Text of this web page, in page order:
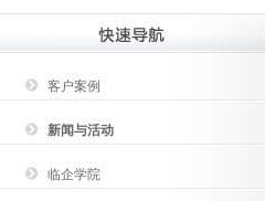
客户案例
新闻与活动
临企学院